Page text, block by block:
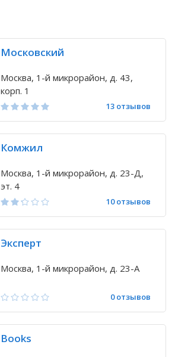
Московский
Москва, 1-й микрорайон, д. 43,
корп. 1
13 отзывов
Комжил
Москва, 1-й микрорайон, д. 23-Д,
эт. 4
10 отзывов
Эксперт
Москва, 1-й микрорайон, д. 23-А
0 отзывов
Books